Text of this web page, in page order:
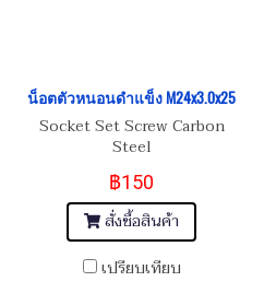
น็อตตัวหนอนดำแข็ง M24x3.0x25
Socket Set Screw Carbon
Steel
฿150
สั่งซื้อสินค้า
เปรียบเทียบ